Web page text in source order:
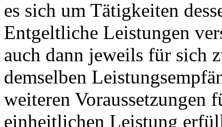
es sich um Tätigkeiten
Entgeltliche Leistungen
auch dann jeweils für sich
demselben
weiteren Voraussetzungen
einheitlichen Leistung